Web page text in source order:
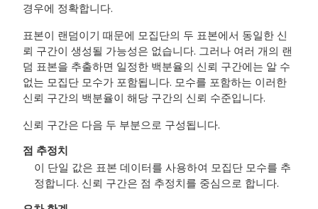
경우에 정확합니다.
표본이 랜덤이기 때문에 모집단의 두 표본에서 동일한 신
뢰 구간이 생성될 가능성은 없습니다. 그러나 여러 개의 랜
덤 표본을 추출하면 일정한 백분율의 신뢰 구간에는 알 수
없는 모집단 모수가 포함됩니다. 모수를 포함하는 이러한
신뢰 구간의 백분율이 해당 구간의 신뢰 수준입니다.
신뢰 구간은 다음 두 부분으로 구성됩니다.
점 추정치
이 단일 값은 표본 데이터를 사용하여 모집단 모수를 추
정합니다. 신뢰 구간은 점 추정치를 중심으로 합니다.